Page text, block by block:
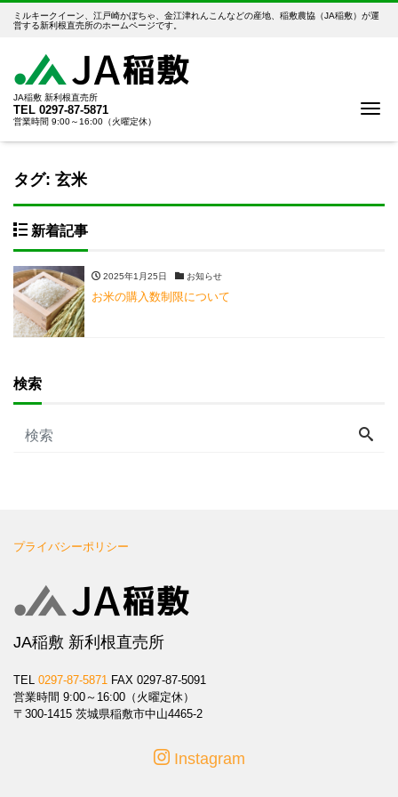
ミルキークイーン、江戸崎かぼちゃ、金江津れんこんなどの産地、稲敷農協（JA稲敷）が運
営する新利根直売所のホームページです。
JA稲敷 新利根直売所
TEL 0297-87-5871
営業時間 9:00～16:00（火曜定休）
タグ: 玄米
新着記事
2025年1月25日 お知らせ
お米の購入数制限について
検索
プライバシーポリシー
JA稲敷 新利根直売所
TEL 0297-87-5871 FAX 0297-87-5091
営業時間 9:00～16:00（火曜定休）
〒300-1415 茨城県稲敷市中山4465-2
Instagram